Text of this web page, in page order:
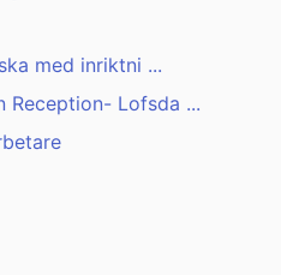
med inriktni ...
Reception- Lofsda ...